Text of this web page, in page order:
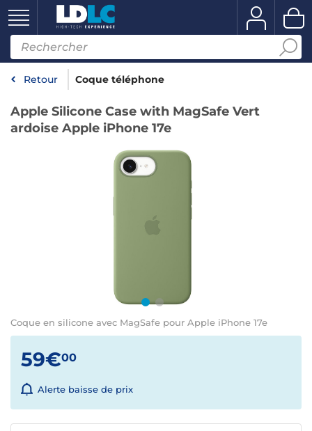
Retour Coque téléphone
Apple Silicone Case with MagSafe Vert
ardoise Apple iPhone 17e
Coque en silicone avec MagSafe pour Apple iPhone 17e
59€00
Alerte baisse de prix